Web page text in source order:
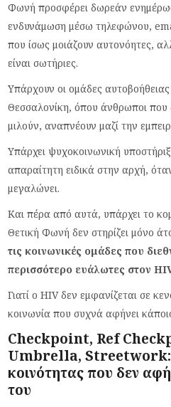
Φωνή προσφέρει δωρεάν
ενδυνάμωση μέσω τηλεφώνου,
που ίσως μοιάζουν αυτονόητες,
είναι σωτήριες.
Υπάρχουν οι ομάδες
Θεσσαλονίκη, όπου άνθρωποι που
μιλούν, αναπνέουν μαζί την
Υπάρχει ψυχοκοινωνική
απαραίτητη ειδικά στην αρχή,
μεγαλώνει.
Και πέρα από αυτά, υπάρχει το
Θετική Φωνή δεν στηρίζει μόνο
τις κοινωνικές ομάδες που
περισσότερο ευάλωτες στον
Γιατί ο HIV δεν εμφανίζεται σε
κοινωνία που συχνά αφήνει
Checkpoint, Ref
Umbrella, Streetwork:
κοινότητας που δεν
του